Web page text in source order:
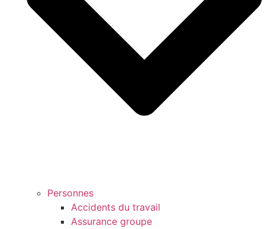
Personnes
Accidents du travail
Assurance groupe